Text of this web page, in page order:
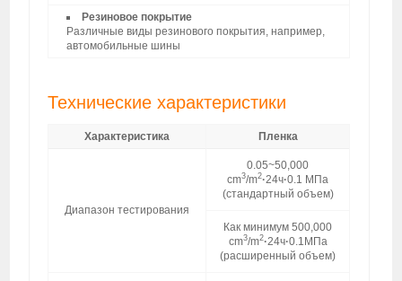
Резиновое покрытие
Различные виды резинового покрытия, например,
автомобильные шины
Технические характеристики
Характеристика Пленка
Диапазон тестирования
0.05~50,000
cm3/m2·24ч·0.1 МПа
(стандартный объем)
Как минимум 500,000
cm3/m2·24ч·0.1МПа
(расширенный объем)